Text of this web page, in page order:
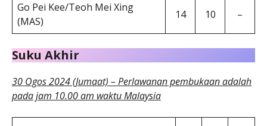
Go Pei Kee/Teoh Mei Xing
(MAS)
14 10 –
Suku Akhir
30 Ogos 2024 (Jumaat) – Perlawanan pembukaan adalah
pada jam 10.00 am waktu Malaysia